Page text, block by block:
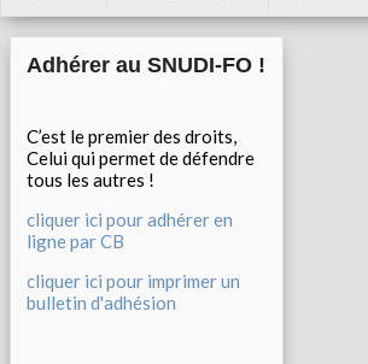
Adhérer au SNUDI-FO !
C’est le premier des droits,
Celui qui permet de défendre
tous les autres !
cliquer ici pour adhérer en
ligne par CB
cliquer ici pour imprimer un
bulletin d'adhésion